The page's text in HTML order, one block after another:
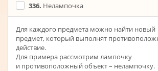
336. Нелампочка
Для каждого предмета можно найти новый
предмет, который выполнят
действие.
Для примера рассмотрим лампочку
и противоположный объект – нелампочку.